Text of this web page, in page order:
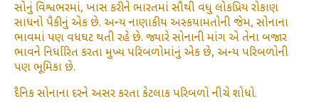
સોનું વિશ્વભરમાં, ખાસ કરીને ભારતમાં સૌથી વધુ લોકપ્રિય રોકાણ
સાધનો પૈકીનું એક છે. અન્ય નાણાકીય અસ્કયામતોની જેમ, સોનાના
ભાવમાં પણ વધઘટ થતી રહે છે. જ્યારે સોનાની માંગ એ તેના બજાર
ભાવને નિર્ધારિત કરતા મુખ્ય પરિબળોમાંનું એક છે, અન્ય પરિબળોની
પણ ભૂમિકા છે.
દૈનિક સોનાના દરને અસર કરતા કેટલાક પરિબળો નીચે શોધો.